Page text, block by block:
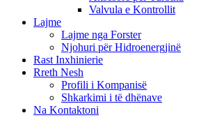
Valvula e Kontrollit
Lajme
Lajme nga Forster
Njohuri për Hidroenergjinë
Rast Inxhinierie
Rreth Nesh
Profili i Kompanisë
Shkarkimi i të dhënave
Na Kontaktoni